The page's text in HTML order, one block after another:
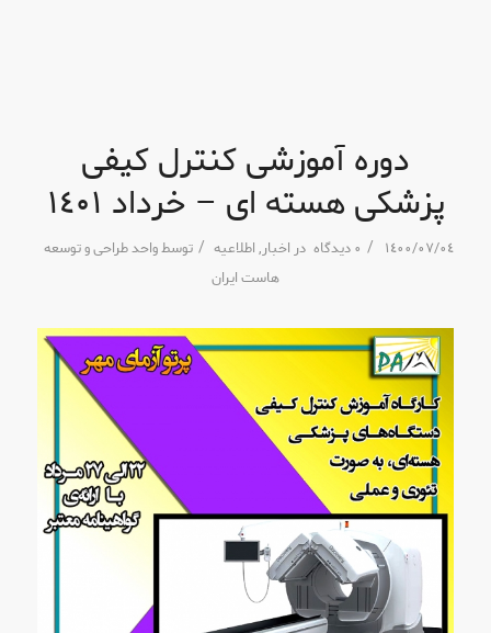
دوره آموزشی کنترل کیفی
پزشکی هسته ای – خرداد ١٤٠١
١٤٠٠/٠٧/٠٤ / ٠ دیدگاه دراخبار,اطلاعیه / توسطواحد طراحی و توسعه
هاست ایران